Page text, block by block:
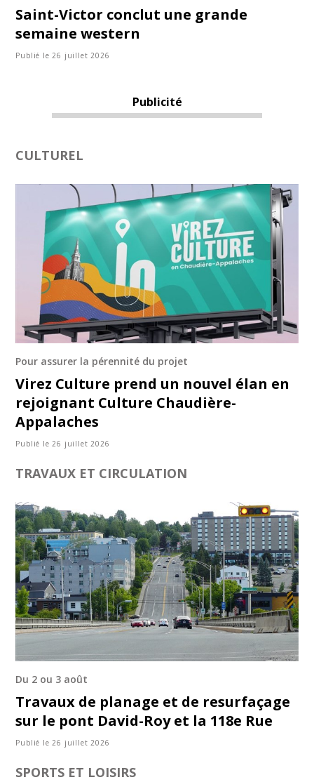
Saint-Victor conclut une grande
semaine western
Publié le 26 juillet 2026
Publicité
CULTUREL
Pour assurer la pérennité du projet
Virez Culture prend un nouvel élan en
rejoignant Culture Chaudière-
Appalaches
Publié le 26 juillet 2026
TRAVAUX ET CIRCULATION
Du 2 ou 3 août
Travaux de planage et de resurfaçage
sur le pont David-Roy et la 118e Rue
Publié le 26 juillet 2026
SPORTS ET LOISIRS